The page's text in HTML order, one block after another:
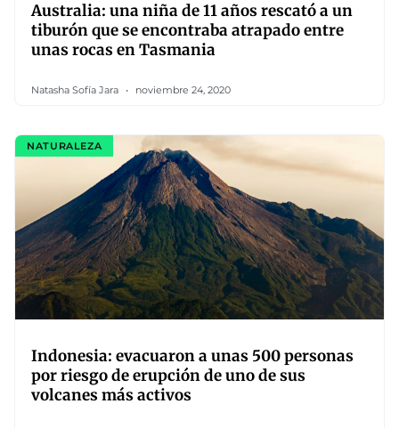
Australia: una niña de 11 años rescató a un
tiburón que se encontraba atrapado entre
unas rocas en Tasmania
Natasha Sofía Jara noviembre 24, 2020
NATURALEZA
Indonesia: evacuaron a unas 500 personas
por riesgo de erupción de uno de sus
volcanes más activos